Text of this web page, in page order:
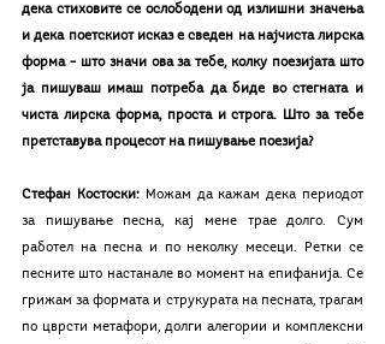
дека стиховите се ослободени од излишни значења
и дека поетскиот исказ е сведен на најчиста лирска
форма – што значи ова за тебе, колку поезијата што
ја пишуваш имаш потреба да биде во стегната и
чиста лирска форма, проста и строга. Што за тебе
претставува процесот на пишување поезија?
Стефан Костоски: Можам да кажам дека периодот
за пишување песна, кај мене трае долго. Сум
работел на песна и по неколку месеци. Ретки се
песните што настанале во момент на епифанија. Се
грижам за формата и струкурата на песната, трагам
по цврсти метафори, долги алегории и комплексни